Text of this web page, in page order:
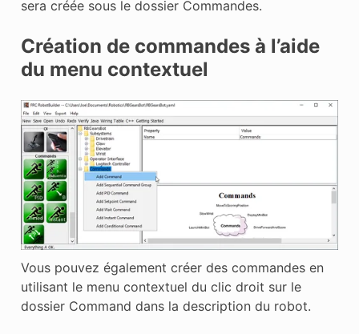
sera créée sous le dossier Commandes.
Création de commandes à l’aide
du menu contextuel
Vous pouvez également créer des commandes en
utilisant le menu contextuel du clic droit sur le
dossier Command dans la description du robot.